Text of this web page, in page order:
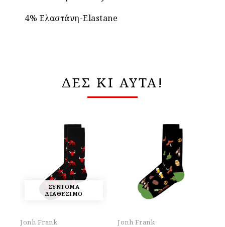
4% Ελαστάνη-Elastane
ΔΕΣ ΚΙ ΑΥΤΑ!
ΣΥΝΤΟΜΑ
ΔΙΑΘΕΣΙΜΟ
Jonh Frank Jonh Frank